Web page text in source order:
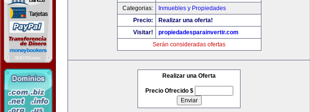
Categorias:
Inmuebles y Propiedades
Precio:
Realizar una oferta!
Visitar!
propiedadesparainvertir.com
Serán consideradas ofertas
Realizar una Oferta
Precio Ofrecido $